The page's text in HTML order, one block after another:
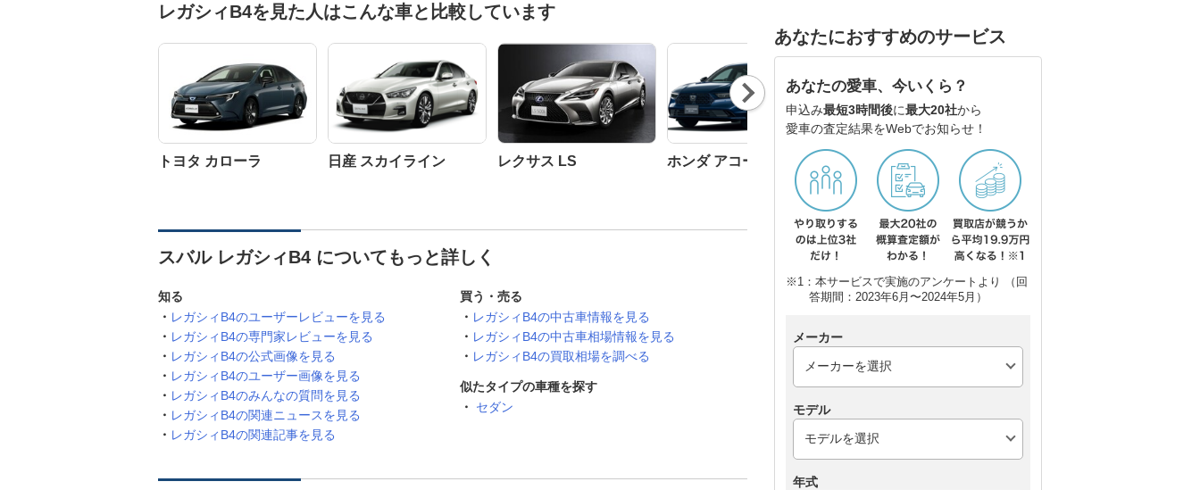
レガシィB4を見た人はこんな車と比較しています
トヨタ カローラ 日産 スカイライン レクサス LS ホンダ アコード
レクサス ISハイブリッ
ド
BMW 3シリーズ セダン
Nex
t
スバル レガシィB4 についてもっと詳しく
知る
レガシィB4のユーザーレビューを見る
レガシィB4の専門家レビューを見る
レガシィB4の公式画像を見る
レガシィB4のユーザー画像を見る
レガシィB4のみんなの質問を見る
レガシィB4の関連ニュースを見る
レガシィB4の関連記事を見る
買う・売る
レガシィB4の中古車情報を見る
レガシィB4の中古車相場情報を見る
レガシィB4の買取相場を調べる
似たタイプの車種を探す
セダン
あなたにおすすめのサービス
あなたの愛車、今いくら？
申込み最短3時間後に最大20社から
愛車の査定結果をWebでお知らせ！
※1：本サービスで実施のアンケートより （回
答期間：2023年6月〜2024年5月）
メーカー
モデル
年式